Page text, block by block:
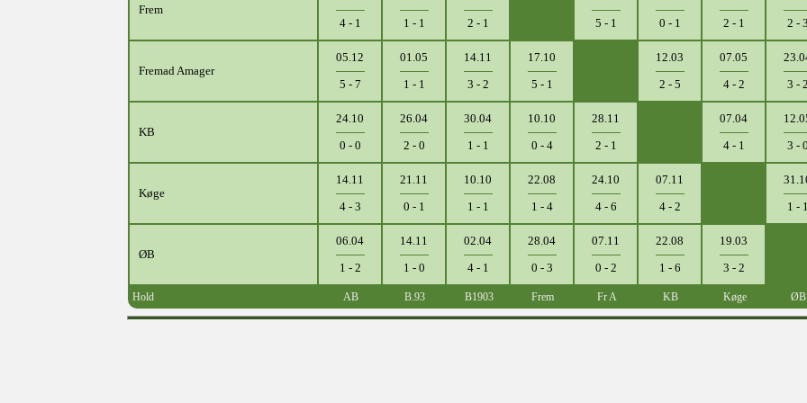
Frem
4 - 1
1 - 1
2 - 1
5 - 1
0 - 1
2 - 1
2 - 3
Fremad Amager
05.12
5 - 7
01.05
1 - 1
14.11
3 - 2
17.10
5 - 1
12.03
2 - 5
07.05
4 - 2
3 - 2
KB
24.10
0 - 0
26.04
2 - 0
30.04
1 - 1
10.10
0 - 4
28.11
2 - 1
07.04
4 - 1
3 - 0
Køge
14.11
4 - 3
21.11
0 - 1
10.10
1 - 1
22.08
1 - 4
24.10
4 - 6
07.11
4 - 2
1 - 1
ØB
06.04
1 - 2
14.11
1 - 0
02.04
4 - 1
28.04
0 - 3
07.11
0 - 2
22.08
1 - 6
19.03
3 - 2
Hold AB B.93 B1903 Frem Fr A KB Køge ØB